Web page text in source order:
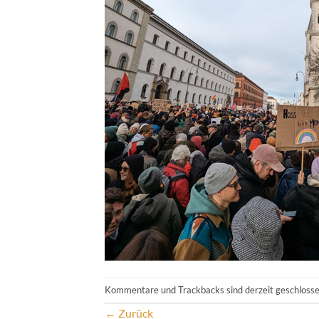
Kommentare und Trackbacks sind derzeit
← Zurück